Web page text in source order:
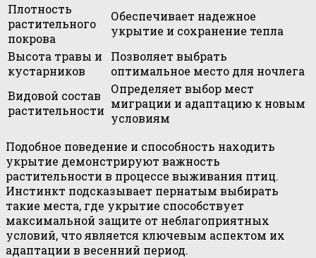
Плотность
растительного
покрова
Обеспечивает надежное
укрытие и сохранение тепла
Высота травы и
кустарников
Позволяет выбрать
оптимальное место для ночлега
Видовой состав
растительности
Определяет выбор мест
миграции и адаптацию к новым
условиям
Подобное поведение и способность находить
укрытие демонстрируют важность
растительности в процессе выживания птиц.
Инстинкт подсказывает пернатым выбирать
такие места, где укрытие способствует
максимальной защите от неблагоприятных
условий, что является ключевым аспектом их
адаптации в весенний период.